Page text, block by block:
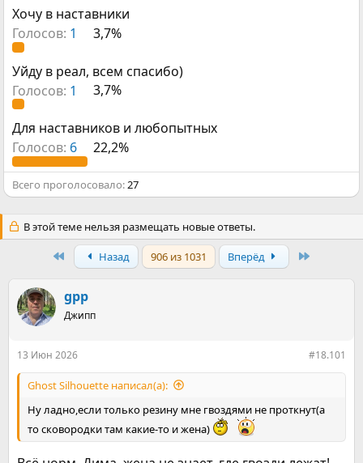
Хочу в наставники
Голосов: 1 3,7%
Уйду в реал, всем спасибо)
Голосов: 1 3,7%
Для наставников и любопытных
Голосов: 6 22,2%
Всего проголосовало 27
В этой теме нельзя размещать новые ответы.
Назад 906 из 1031 Вперёд
gpp
Джипп
13 Июн 2026 #18.101
Ghost Silhouette написал(а):
Ну ладно,если только резину мне гвоздями не проткнут(а
то сковородки там какие-то и жена)